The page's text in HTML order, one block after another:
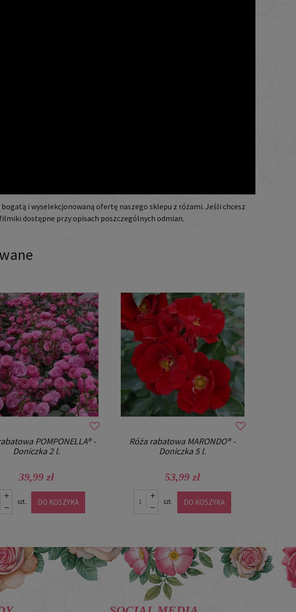
i wyselekcjonowaną ofertę naszego sklepu z różami. Jeśli chcesz
dostępne przy opisach poszczególnych odmian.
POMPONELLA® -
Doniczka 2 l.
39,99 zł
szt. DO KOSZYKA
Róża rabatowa MARONDO® -
Doniczka 5 l.
53,99 zł
szt. DO KOSZYKA